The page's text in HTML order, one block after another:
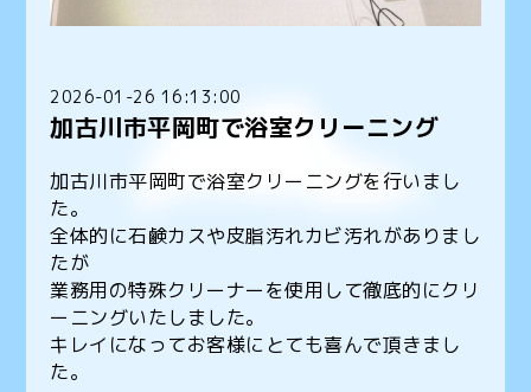
2026-01-26 16:13:00
加古川市平岡町で浴室クリーニング
加古川市平岡町で浴室クリーニングを行いまし
た。
全体的に石鹸カスや皮脂汚れカビ汚れがありまし
たが
業務用の特殊クリーナーを使用して徹底的にクリ
ーニングいたしました。
キレイになってお客様にとても喜んで頂きまし
た。